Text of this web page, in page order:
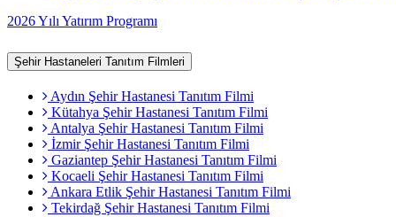
2026 Yılı Yatırım Programı
Şehir Hastaneleri Tanıtım Filmleri
Aydın Şehir Hastanesi Tanıtım Filmi
Kütahya Şehir Hastanesi Tanıtım Filmi
Antalya Şehir Hastanesi Tanıtım Filmi
İzmir Şehir Hastanesi Tanıtım Filmi
Gaziantep Şehir Hastanesi Tanıtım Filmi
Kocaeli Şehir Hastanesi Tanıtım Filmi
Ankara Etlik Şehir Hastanesi Tanıtım Filmi
Tekirdağ Şehir Hastanesi Tanıtım Filmi